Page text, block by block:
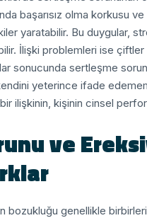
başarısız olma korkusu
yaratabilir. Bu duygular,
İlişki problemleri ise çiftler
sonucunda sertleşme
yeterince ifade
ilişkinin, kişinin cinsel
ve
genellikle